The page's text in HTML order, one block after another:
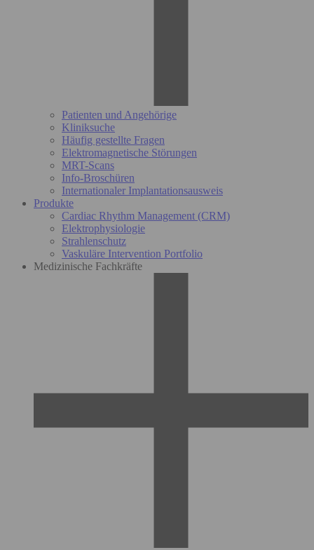
Patienten und Angehörige
Kliniksuche
Häufig gestellte Fragen
Elektromagnetische Störungen
MRT-Scans
Info-Broschüren
Internationaler Implantationsausweis
Produkte
Cardiac Rhythm Management (CRM)
Elektrophysiologie
Strahlenschutz
Vaskuläre Intervention Portfolio
Medizinische Fachkräfte